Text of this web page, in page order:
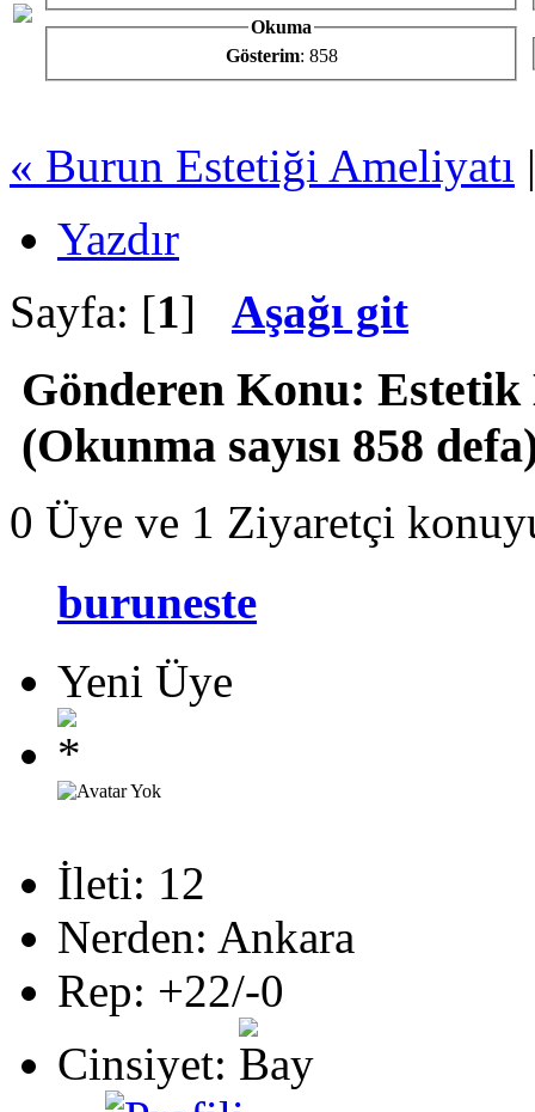
Okuma
Gösterim: 858
« Burun Estetiği Ameliyatı
Yazdır
Sayfa: [1] Aşağı git
Gönderen Konu: Estetik
(Okunma sayısı 858
0 Üye ve 1 Ziyaretçi
buruneste
Yeni Üye
İleti: 12
Nerden: Ankara
Rep: +22/-0
Cinsiyet: